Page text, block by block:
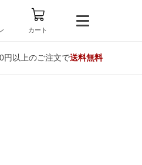
カート
以上のご注文で送料無料